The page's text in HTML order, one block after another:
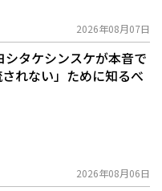
2026年08月07日
シタケシンスケが本音で
れない」ために知るべ
2026年08月06日